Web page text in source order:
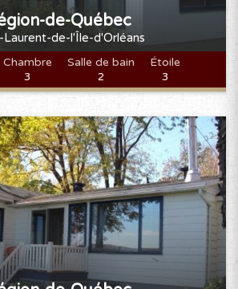
19 20 21
23
26 27 28 29
2027
M M J V
S
2 3 4 5
6
9 10 11 12
13
16 17 18 19
23 24 25 26
de-Québec
Laurent-de-l'Île-d'Orléans
Chambre
3
Salle de bain
2
Étoile
3